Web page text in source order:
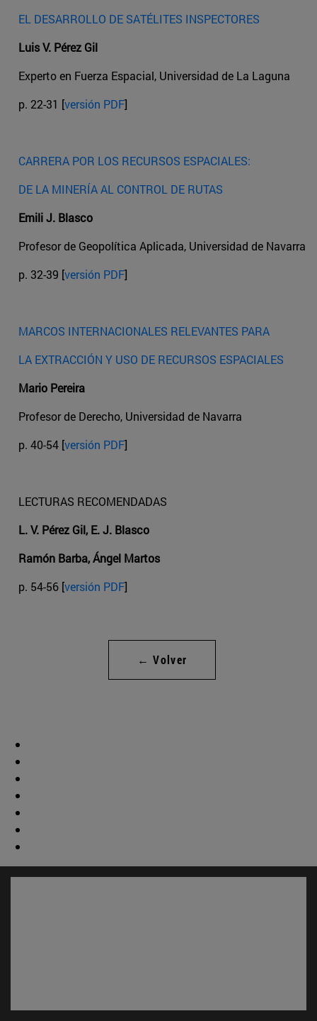
EL DESARROLLO DE SATÉLITES INSPECTORES
Luis V. Pérez Gil
Experto en Fuerza Espacial, Universidad de La Laguna
p. 22-31 [versión PDF]
CARRERA POR LOS RECURSOS ESPACIALES:
DE LA MINERÍA AL CONTROL DE RUTAS
Emili J. Blasco
Profesor de Geopolítica Aplicada, Universidad de Navarra
p. 32-39 [versión PDF]
MARCOS INTERNACIONALES RELEVANTES PARA
LA EXTRACCIÓN Y USO DE RECURSOS ESPACIALES
Mario Pereira
Profesor de Derecho, Universidad de Navarra
p. 40-54 [versión PDF]
LECTURAS RECOMENDADAS
L. V. Pérez Gil, E. J. Blasco
Ramón Barba, Ángel Martos
p. 54-56 [versión PDF]
← Volver